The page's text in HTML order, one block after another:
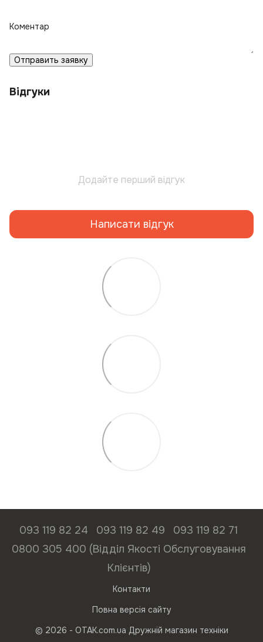
Коментар
Отправить заявку
Відгуки
Додайте перший відгук
Написати відгук
093 119 82 24 093 119 82 49
093 119 82 71
0800 305 400 (Відділ Якості Обслуговування
Клієнтів)
Контакти
Повна версія сайту
© 2026 - ОТАК.com.ua Дружній магазин техніки